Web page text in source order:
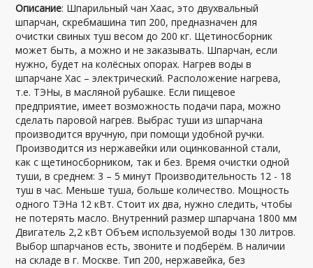
Описание: Шпарильный чан Хаас, это двухвальный
шпарчан, скребмашина тип 200, предназначен для
очистки свиных туш весом до 200 кг. Щетиносборник
может быть, а можно и не заказывать. Шпарчан, если
нужно, будет на колёсных опорах. Нагрев воды в
шпарчане Хас – электрический. Расположение нагрева,
т.е. ТЭНы, в масляной рубашке. Если пищевое
предприятие, имеет возможность подачи пара, можно
сделать паровой нагрев. Выбрас туши из шпарчана
производится вручную, при помощи удобной ручки.
Производится из нержавейки или оцинкованной стали,
как с щетиносборником, так и без. Время очистки одной
туши, в среднем: 3 – 5 минут Производительность 12 - 18
туш в час. Меньше туша, больше количество. Мощность
одного ТЭНа 12 кВт. Стоит их два, нужно следить, чтобы
не потерять масло. Внутренний размер шпарчана 1800 мм
Двигатель 2,2 кВт Объем используемой воды 130 литров.
Выбор шпарчанов есть, звоните и подберём. В наличии
на складе в г. Москве. Тип 200, нержавейка, без